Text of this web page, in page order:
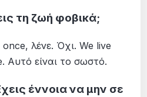
τη ζωή φοβικά;
λένε. Όχι. We live
Αυτό είναι το σωστό.
έννοια να μην σε